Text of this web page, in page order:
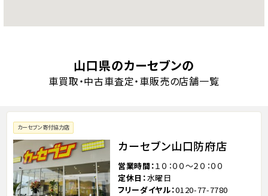
山口県のカーセブンの
車買取・中古車査定・車販売の店舗一覧
カーセブン寄付協力店
カーセブン山口防府店
営業時間 １０：００～２０：００
定休日 水曜日
フリーダイヤル 0120-77-7780